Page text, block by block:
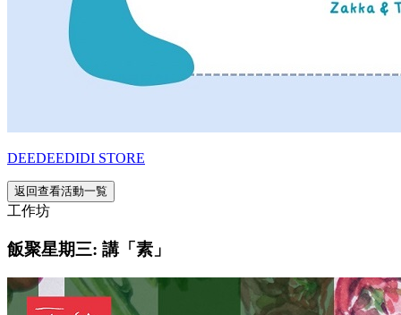
DEEDEEDIDI STORE
返回查看活動一覧
工作坊
飯聚星期三: 講「素」